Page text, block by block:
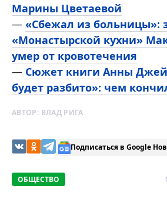
Марины Цветаевой
— «Сбежал из больницы»:
«Монастырской кухни»
умер от кровотечения
— Сюжет книги Анны
будет разбито»: чем
АВТОР: ВЛАД РИГА
Подписаться в Google
ОБЩЕСТВО